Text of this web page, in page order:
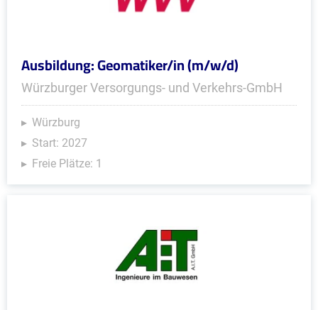
Ausbildung: Geomatiker/in (m/w/d)
Würzburger Versorgungs- und Verkehrs-GmbH
Würzburg
Start: 2027
Freie Plätze: 1